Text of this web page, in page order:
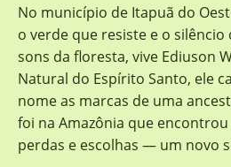
No município de Itapuã do
o verde que resiste e o
sons da floresta, vive Ediuson
Natural do Espírito Santo, ele
nome as marcas de uma
foi na Amazônia que
perdas e escolhas — um novo